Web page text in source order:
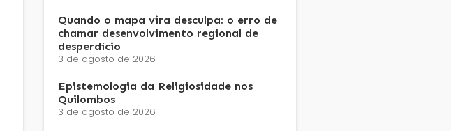
Quando o mapa vira desculpa: o erro de
chamar desenvolvimento regional de
desperdício
3 de agosto de 2026
Epistemologia da Religiosidade nos
Quilombos
3 de agosto de 2026